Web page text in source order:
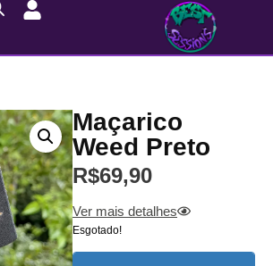
Maçarico
Weed Preto
R$69,90
Ver mais detalhes
Esgotado!